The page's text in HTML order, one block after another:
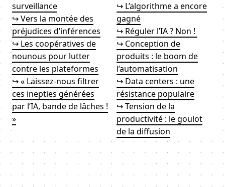
surveillance
↪ Vers la montée des
préjudices d’inférences
↪ Les coopératives de
nounous pour lutter
contre les plateformes
↪ « Laissez-nous filtrer
ces inepties générées
par l’IA, bande de lâches !
»
↪ L’algorithme a encore
gagné
↪ Réguler l’IA ? Non !
↪ Conception de
produits : le boom de
l’automatisation
↪ Data centers : une
résistance populaire
↪ Tension de la
productivité : le goulot
de la diffusion